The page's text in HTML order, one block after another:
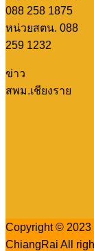
088 258 1875
หน่วยสตน. 088
259 1232
ข่าว
สพม.เชียงราย
Copyright © 2023
ChiangRai All